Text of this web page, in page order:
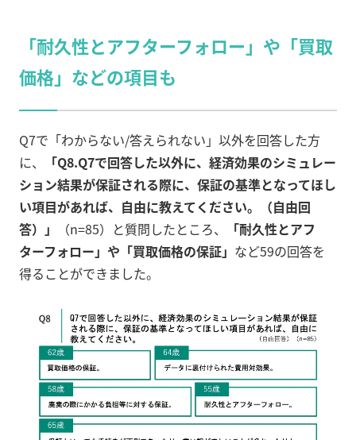
「耐久性とアフターフォロー」や「買取
価格」などの項目も
Q7で「わからない/答えられない」以外を回答した方
に、
「Q8.Q7で回答した以外に、経済効果のシミュレー
ション結果が保証される際に、保証の基準となってほし
い項目があれば、自由に教えてください。（自由回
答）」
（n=85）と質問したところ、
「耐久性とアフ
ターフォロー」や「買取価格の保証」 など59の回答を
得ることができました。